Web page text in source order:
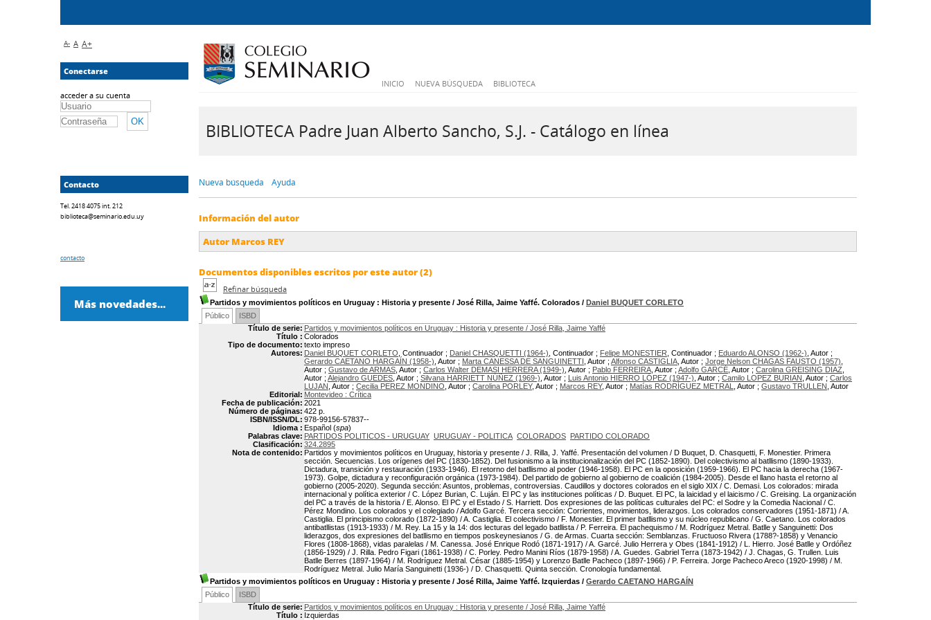
INICIO NUEVA BÚSQUEDA BIBLIOTECA
BIBLIOTECA Padre Juan Alberto Sancho, S.J. - Catálogo en línea
Nueva búsqueda Ayuda
Información del autor
Autor Marcos REY
Documentos disponibles escritos por este autor (2)
Refinar búsqueda
Partidos y movimientos políticos en Uruguay : Historia y presente / José Rilla, Jaime Yaffé. Colorados / Daniel BUQUET CORLETO
Público
ISBD
Título de serie: Partidos y movimientos políticos en Uruguay : Historia y presente / José Rilla, Jaime Yaffé
Título : Colorados
Tipo de documento: texto impreso
Autores: Daniel BUQUET CORLETO , Continuador ; Daniel CHASQUETTI (1964-) , Continuador ; Felipe MONESTIER , Continuador ; Eduardo ALONSO (1962-) , Autor ;
Gerardo CAETANO HARGAÍN (1958-) , Autor ; Marta CANESSA DE SANGUINETTI , Autor ; Alfonso CASTIGLIA , Autor ; Jorge Nelson CHAGAS FAUSTO (1957)
Autor ; Gustavo de ARMAS , Autor ; Carlos Walter DEMASI HERRERA (1949-) , Autor ; Pablo FERREIRA , Autor ; Adolfo GARCÉ , Autor ; Carolina GREISING DIAZ
Autor ; Alejandro GUEDES , Autor ; Silvana HARRIETT NÚÑEZ (1969-) , Autor ; Luis Antonio HIERRO LÓPEZ (1947-) , Autor ; Camilo LOPEZ BURIAN , Autor ; Carlos
LUJAN , Autor ; Cecilia PEREZ MONDINO , Autor ; Carolina PORLEY, Autor ; Marcos REY, Autor ; Matías RODRÍGUEZ METRAL , Autor ; Gustavo TRULLEN , Autor
Editorial: Montevideo : Crítica
Fecha de publicación: 2021
Número de páginas: 422 p.
ISBN/ISSN/DL: 978-99156-57837--
Idioma : Español (spa)
Palabras clave: PARTIDOS POLITICOS - URUGUAY URUGUAY - POLITICA COLORADOS PARTIDO COLORADO
Clasificación: 324.2895
Nota de contenido: Partidos y movimientos políticos en Uruguay, historia y presente / J. Rilla, J. Yaffé. Presentación del volumen / D Buquet, D. Chasquetti, F. Monestier. Primera
sección. Secuencias. Los orígenes del PC (1830-1852). Del fusionismo a la institucionalización del PC (1852-1890). Del colectivismo al batllismo (1890-1933).
Dictadura, transición y restauración (1933-1946). El retorno del batllismo al poder (1946-1958). El PC en la oposición (1959-1966). El PC hacia la derecha (1967-
1973). Golpe, dictadura y reconfiguración orgánica (1973-1984). Del partido de gobierno al gobierno de coalición (1984-2005). Desde el llano hasta el retorno al
gobierno (2005-2020). Segunda sección: Asuntos, problemas, controversias. Caudillos y doctores colorados en el siglo XIX / C. Demasi. Los colorados: mirada
internacional y política exterior / C. López Burian, C. Luján. El PC y las instituciones políticas / D. Buquet. El PC, la laicidad y el laicismo / C. Greising. La organización
del PC a través de la historia / E. Alonso. El PC y el Estado / S. Harriett. Dos expresiones de las políticas culturales del PC: el Sodre y la Comedia Nacional / C.
Pérez Mondino. Los colorados y el colegiado / Adolfo Garcé. Tercera sección: Corrientes, movimientos, liderazgos. Los colorados conservadores (1951-1871) / A.
Castiglia. El principismo colorado (1872-1890) / A. Castiglia. El colectivismo / F. Monestier. El primer batllismo y su núcleo republicano / G. Caetano. Los colorados
antibatllistas (1913-1933) / M. Rey. La 15 y la 14: dos lecturas del legado batllista / P. Ferreira. El pachequismo / M. Rodríguez Metral. Batlle y Sanguinetti: Dos
liderazgos, dos expresiones del batllismo en tiempos poskeynesianos / G. de Armas. Cuarta sección: Semblanzas. Fructuoso Rivera (1788?-1858) y Venancio
Flores (1808-1868), vidas paralelas / M. Canessa. José Enrique Rodó (1871-1917) / A. Garcé. Julio Herrera y Obes (1841-1912) / L. Hierro. José Batlle y Ordóñez
(1856-1929) / J. Rilla. Pedro Figari (1861-1938) / C. Porley. Pedro Manini Ríos (1879-1958) / A. Guedes. Gabriel Terra (1873-1942) / J. Chagas, G. Trullen. Luis
Batlle Berres (1897-1964) / M. Rodríguez Metral. César (1885-1954) y Lorenzo Batlle Pacheco (1897-1966) / P. Ferreira. Jorge Pacheco Areco (1920-1998) / M.
Rodríguez Metral. Julio María Sanguinetti (1936-) / D. Chasquetti. Quinta sección. Cronología fundamental.
Partidos y movimientos políticos en Uruguay : Historia y presente / José Rilla, Jaime Yaffé. Izquierdas / Gerardo CAETANO HARGAÍN
Público
ISBD
Título de serie: Partidos y movimientos políticos en Uruguay : Historia y presente / José Rilla, Jaime Yaffé
Título : Izquierdas
A- A A+
Conectarse
acceder a su cuenta
Contacto
Tel. 2418 4075 int. 212
biblioteca@seminario.edu.uy
contacto
Más novedades...